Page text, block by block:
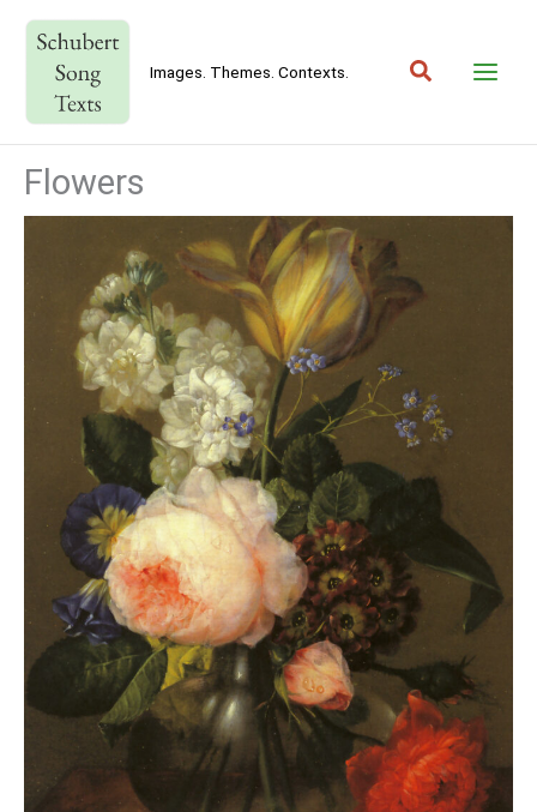
content
Images. Themes. Contexts. Search
Flowers